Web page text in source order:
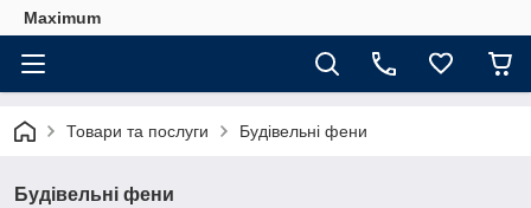
Maximum
Товари та послуги Будівельні фени
Будівельні фени